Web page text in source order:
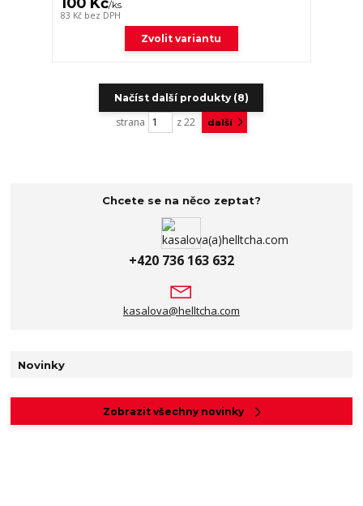
/ks
83 Kč bez DPH
Zvolit variantu
Načíst další produkty (8)
strana z 22 další
Chcete se na něco zeptat?
+420 736 163 632
kasalova@helltcha.com
Novinky
Zobrazit všechny novinky